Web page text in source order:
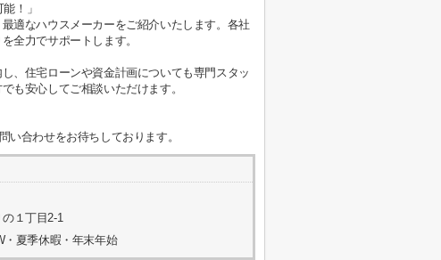
！」
適なハウスメーカーをご紹介いたします。各社
全力でサポートします。
、住宅ローンや資金計画についても専門スタッ
も安心してご相談いただけます。
合わせをお待ちしております。
１丁目2-1
夏季休暇・年末年始